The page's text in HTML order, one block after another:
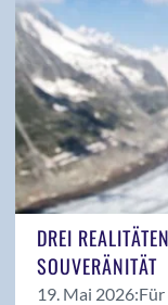
DREI
SOUVERÄNITÄT
19. Mai 2026:Für